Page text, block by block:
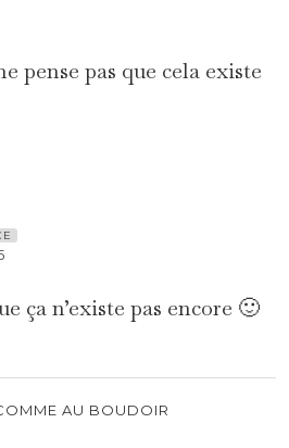
pense pas que cela existe
ça n’existe pas encore 🙂
AU BOUDOIR